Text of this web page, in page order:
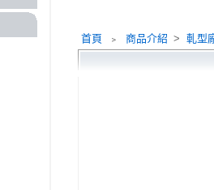
首頁 ﹥ 商品介紹 > 軋型